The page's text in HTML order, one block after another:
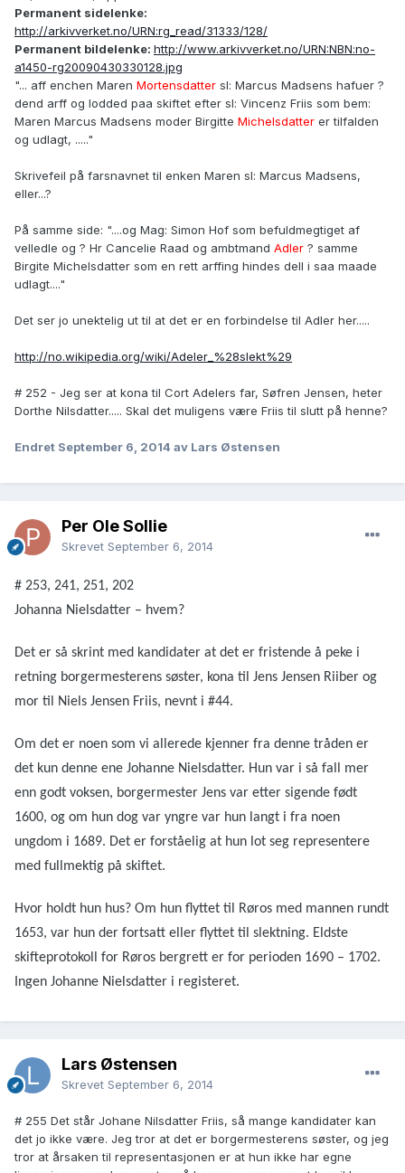
Permanent sidelenke:
http://arkivverket.no/URN:rg_read/31333/128/
Permanent bildelenke: http://www.arkivverket.no/URN:NBN:no-
a1450-rg20090430330128.jpg
"... aff enchen Maren Mortensdatter sl: Marcus Madsens hafuer ?
dend arff og lodded paa skiftet efter sl: Vincenz Friis som bem:
Maren Marcus Madsens moder Birgitte Michelsdatter er tilfalden
og udlagt, ....."
Skrivefeil på farsnavnet til enken Maren sl: Marcus Madsens,
eller...?
På samme side: "....og Mag: Simon Hof som befuldmegtiget af
velledle og ? Hr Cancelie Raad og ambtmand Adler ? samme
Birgite Michelsdatter som en rett arffing hindes dell i saa maade
udlagt...."
Det ser jo unektelig ut til at det er en forbindelse til Adler her.....
http://no.wikipedia.org/wiki/Adeler_%28slekt%29
# 252 - Jeg ser at kona til Cort Adelers far, Søfren Jensen, heter
Dorthe Nilsdatter..... Skal det muligens være Friis til slutt på henne?
Endret September 6, 2014 av Lars Østensen
Per Ole Sollie
Skrevet September 6, 2014
# 253, 241, 251, 202
Johanna Nielsdatter – hvem?
Det er så skrint med kandidater at det er fristende å peke i
retning borgermesterens søster, kona til Jens Jensen Riiber og
mor til Niels Jensen Friis, nevnt i #44.
Om det er noen som vi allerede kjenner fra denne tråden er
det kun denne ene Johanne Nielsdatter. Hun var i så fall mer
enn godt voksen, borgermester Jens var etter sigende født
1600, og om hun dog var yngre var hun langt i fra noen
ungdom i 1689. Det er forståelig at hun lot seg representere
med fullmektig på skiftet.
Hvor holdt hun hus? Om hun flyttet til Røros med mannen rundt
1653, var hun der fortsatt eller flyttet til slektning. Eldste
skifteprotokoll for Røros bergrett er for perioden 1690 – 1702.
Ingen Johanne Nielsdatter i registeret.
Lars Østensen
Skrevet September 6, 2014
# 255 Det står Johane Nilsdatter Friis, så mange kandidater kan
det jo ikke være. Jeg tror at det er borgermesterens søster, og jeg
tror at årsaken til representasjonen er at hun ikke har egne